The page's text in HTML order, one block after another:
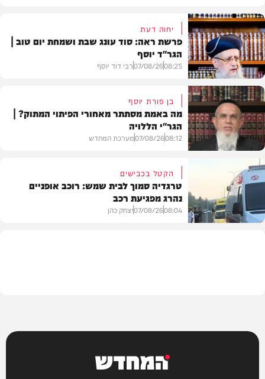
וידאו
יחוה דעת
פרשת ראה: סוד עונג שבת ושמחת יום טוב |
הגר"ד יוסף
08:25
07/08/26רבי דוד יוסף
וידאו
בן פורת יוסף
מה באמת מסתתר מאחורי הפיתוי המתוק? |
הגר"י הללויה
08:12
07/08/26מערכת המחדש
הקטל בכבישים
טרגדיה סמוך לבית שמש: רוכב אופניים
נהרג מפגיעת רכב
08:04
07/08/26יצחק כהן
המחדש